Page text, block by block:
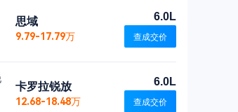
思域
9.79-17.79万
6.0L
查成交价
卡罗拉锐放
12.68-18.48万
6.0L
查成交价